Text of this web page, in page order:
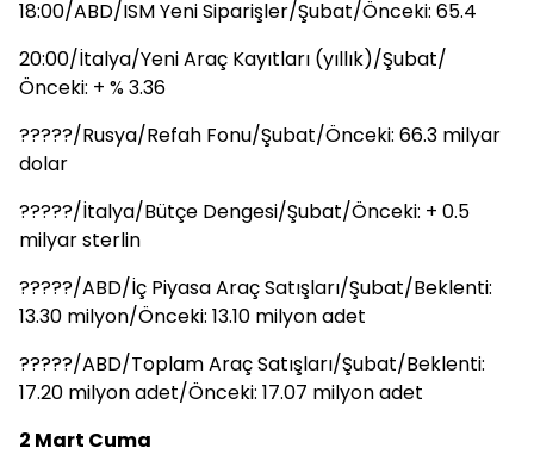
18:00/ABD/ISM Yeni Siparişler/Şubat/Önceki: 65.4
20:00/İtalya/Yeni Araç Kayıtları (yıllık)/Şubat/
Önceki: + % 3.36
?????/Rusya/Refah Fonu/Şubat/Önceki: 66.3 milyar
dolar
?????/İtalya/Bütçe Dengesi/Şubat/Önceki: + 0.5
milyar sterlin
?????/ABD/İç Piyasa Araç Satışları/Şubat/Beklenti:
13.30 milyon/Önceki: 13.10 milyon adet
?????/ABD/Toplam Araç Satışları/Şubat/Beklenti:
17.20 milyon adet/Önceki: 17.07 milyon adet
2 Mart Cuma